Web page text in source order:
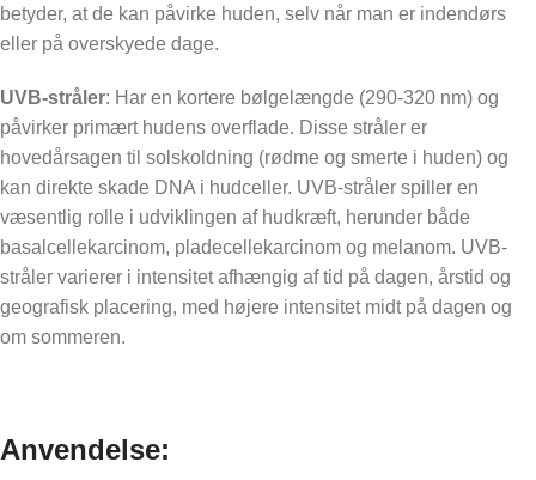
betyder, at de kan påvirke huden, selv når man er indendørs
eller på overskyede dage.
UVB-stråler: Har en kortere bølgelængde (290-320 nm) og
påvirker primært hudens overflade. Disse stråler er
hovedårsagen til solskoldning (rødme og smerte i huden) og
kan direkte skade DNA i hudceller. UVB-stråler spiller en
væsentlig rolle i udviklingen af hudkræft, herunder både
basalcellekarcinom, pladecellekarcinom og melanom. UVB-
stråler varierer i intensitet afhængig af tid på dagen, årstid og
geografisk placering, med højere intensitet midt på dagen og
om sommeren.
Anvendelse: